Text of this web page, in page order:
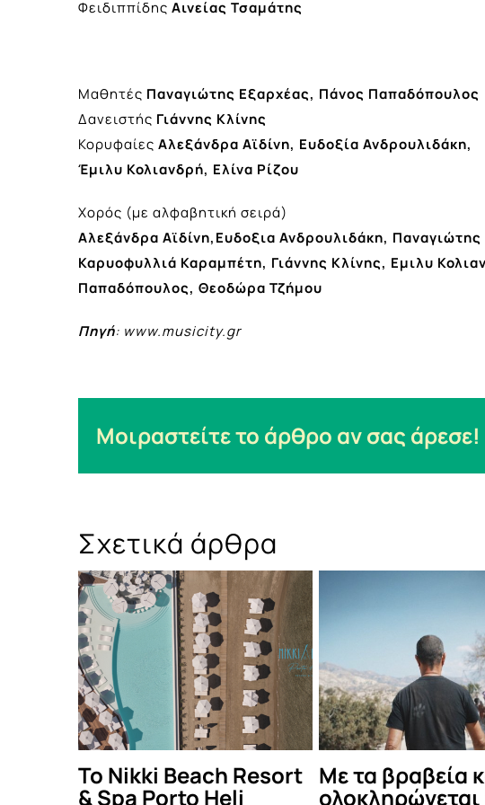
Φειδιππίδης Αινείας Τσαμάτης
Μαθητές Παναγιώτης Εξαρχέας, Πάνος Παπαδόπουλος
Δανειστής Γιάννης Κλίνης
Κορυφαίες Αλεξάνδρα Αϊδίνη, Ευδοξία Ανδρουλιδάκη,
Έμιλυ Κολιανδρή, Ελίνα Ρίζου
Χορός (με αλφαβητική σειρά)
Αλεξάνδρα Αϊδίνη,Ευδοξια Ανδρουλιδάκη,
Καρυοφυλλιά Καραμπέτη, Γιάννης Κλίνης, Εμιλυ
Παπαδόπουλος, Θεοδώρα Τζήμου
Πηγή: www.musicity.gr
Μοιραστείτε το άρθρο αν σας άρεσε!
Σχετικά άρθρα
Beach Resort
Porto Heli
Με τα βραβεία κοινού,
ολοκληρώνεται το